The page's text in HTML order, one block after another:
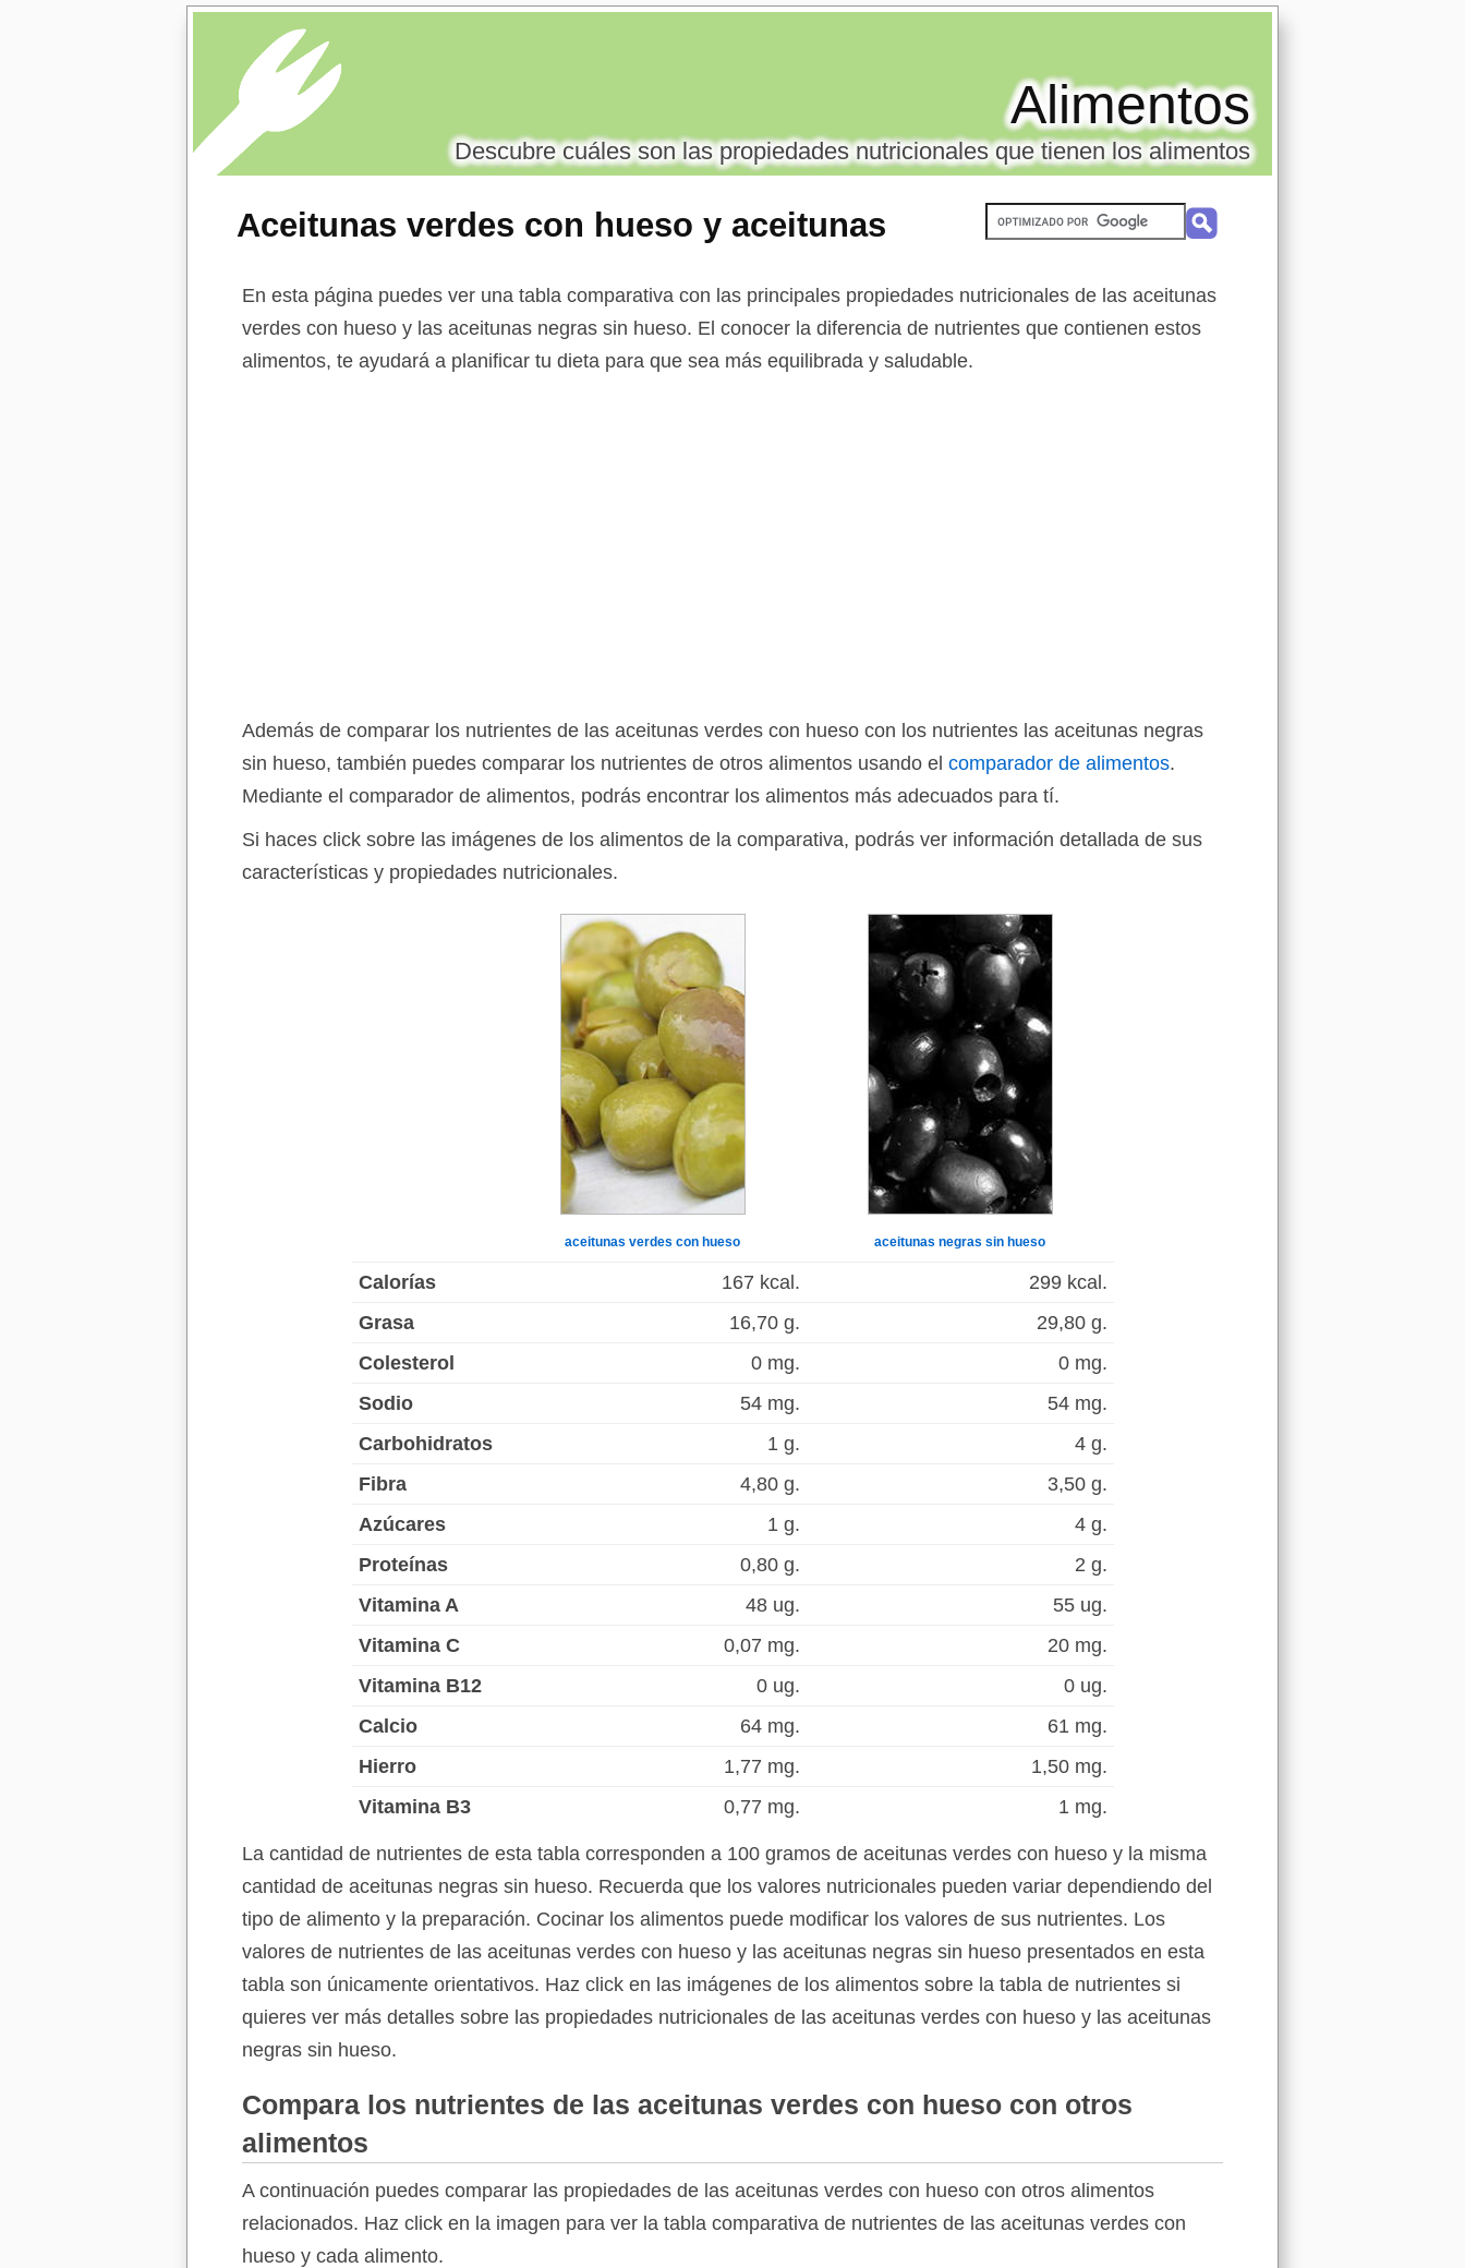
Aceitunas verdes con hueso y aceitunas
negras sin hueso
Alimentos
Descubre cuáles son las propiedades nutricionales que tienen los alimentos
En esta página puedes ver una tabla comparativa con las principales propiedades nutricionales de las aceitunas
verdes con hueso y las aceitunas negras sin hueso. El conocer la diferencia de nutrientes que contienen estos
alimentos, te ayudará a planificar tu dieta para que sea más equilibrada y saludable.
Además de comparar los nutrientes de las aceitunas verdes con hueso con los nutrientes las aceitunas negras
sin hueso, también puedes comparar los nutrientes de otros alimentos usando el comparador de alimentos.
Mediante el comparador de alimentos, podrás encontrar los alimentos más adecuados para tí.
Si haces click sobre las imágenes de los alimentos de la comparativa, podrás ver información detallada de sus
características y propiedades nutricionales.
aceitunas verdes con hueso aceitunas negras sin hueso
Calorías 167 kcal.
299 kcal.
Grasa
16,70 g.
29,80 g.
Colesterol
0 mg.
0 mg.
Sodio
54 mg.
54 mg.
Carbohidratos
1 g.
4 g.
Fibra
4,80 g.
3,50 g.
Azúcares
1 g.
4 g.
Proteínas
0,80 g.
2 g.
Vitamina A
48 ug.
55 ug.
Vitamina C
0,07 mg.
20 mg.
Vitamina B12
0 ug.
0 ug.
Calcio
64 mg.
61 mg.
Hierro
1,77 mg.
1,50 mg.
Vitamina B3
0,77 mg. 1 mg.
La cantidad de nutrientes de esta tabla corresponden a 100 gramos de aceitunas verdes con hueso y la misma
cantidad de aceitunas negras sin hueso. Recuerda que los valores nutricionales pueden variar dependiendo del
tipo de alimento y la preparación. Cocinar los alimentos puede modificar los valores de sus nutrientes. Los
valores de nutrientes de las aceitunas verdes con hueso y las aceitunas negras sin hueso presentados en esta
tabla son únicamente orientativos. Haz click en las imágenes de los alimentos sobre la tabla de nutrientes si
quieres ver más detalles sobre las propiedades nutricionales de las aceitunas verdes con hueso y las aceitunas
negras sin hueso.
Compara los nutrientes de las aceitunas verdes con hueso con otros
alimentos
A continuación puedes comparar las propiedades de las aceitunas verdes con hueso con otros alimentos
relacionados. Haz click en la imagen para ver la tabla comparativa de nutrientes de las aceitunas verdes con
hueso y cada alimento.